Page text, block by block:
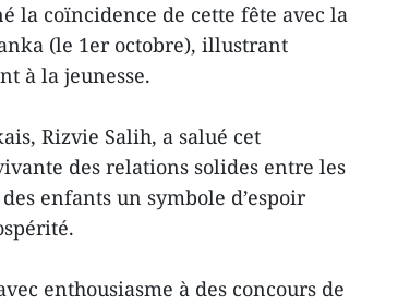
la coïncidence de cette fête avec la
(le 1er octobre), illustrant
à la jeunesse.
Rizvie Salih, a salué cet
des relations solides entre les
enfants un symbole d’espoir
enthousiasme à des concours de